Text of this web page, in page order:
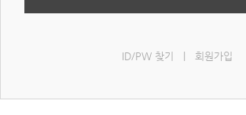
ID/PW 찾기 회원가입